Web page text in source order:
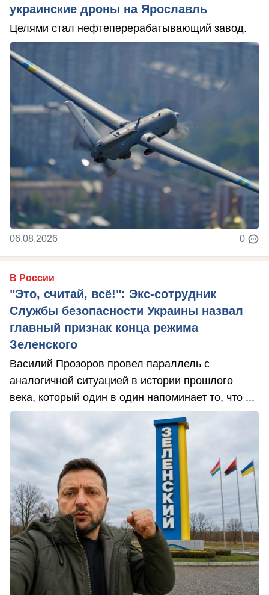
украинские дроны на Ярославль
Целями стал нефтеперерабатывающий завод.
06.08.2026 0
В России
"Это, считай, всё!": Экс-сотрудник
Службы безопасности Украины назвал
главный признак конца режима
Зеленского
Василий Прозоров провел параллель с
аналогичной ситуацией в истории прошлого
века, который один в один напоминает то, что ...